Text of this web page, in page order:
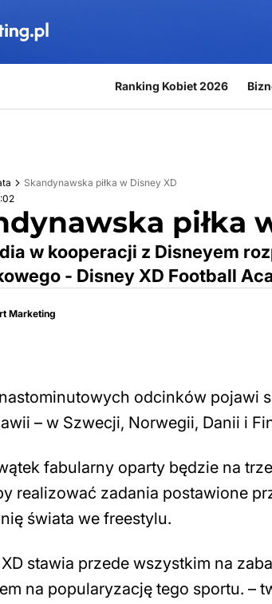
Ranking Kobiet 2026
Skandynawska piłka w Disney XD
piłka
w kooperacji z Disneyem
- Disney XD Football
Marketing
odcinków pojawi
– w Szwecji, Norwegii, Danii i
fabularny oparty będzie na
realizować zadania postawione
świata we freestylu.
stawia przede wszystkim na
na popularyzację tego sportu.